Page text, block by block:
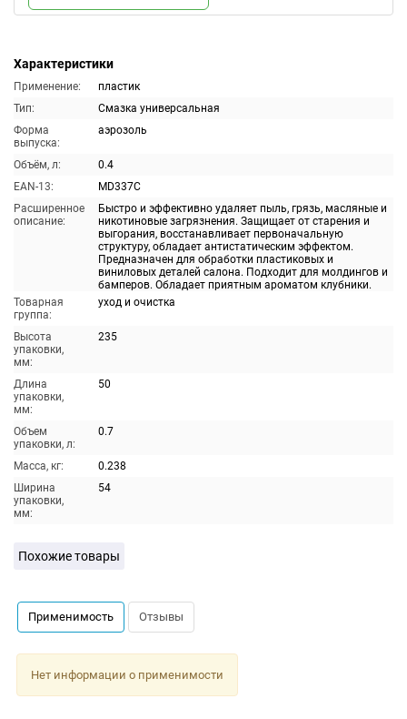
Характеристики
Применение:
пластик
Тип:
Смазка универсальная
Форма
выпуска:
аэрозоль
Объём, л:
0.4
EAN-13:
MD337C
Расширенное
описание:
Быстро и эффективно удаляет пыль, грязь, масляные и
никотиновые загрязнения. Защищает от старения и
выгорания, восстанавливает первоначальную
структуру, обладает антистатическим эффектом.
Предназначен для обработки пластиковых и
виниловых деталей салона. Подходит для молдингов и
бамперов. Обладает приятным ароматом клубники.
Товарная
группа:
уход и очистка
Высота
упаковки,
мм:
235
Длина
упаковки,
мм:
50
Объем
упаковки, л:
0.7
Масса, кг:
0.238
Ширина
упаковки,
мм:
54
Похожие товары
Применимость Отзывы
Нет информации о применимости